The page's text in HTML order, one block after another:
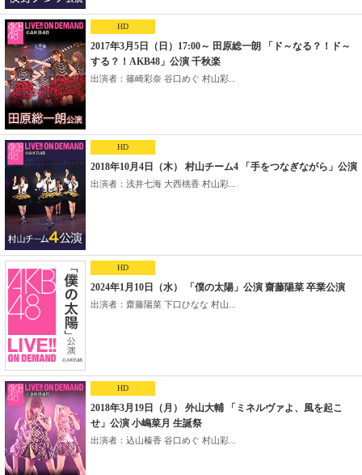
HD
2017年3月5日（日）17:00～ 田原総一朗 「ド～なる？！ド～
する？！AKB48」公演 千秋楽
出演者：篠崎彩奈 谷口めぐ 村山彩...
HD
2018年10月4日（木） 村山チーム4 「手をつなぎながら」公演
出演者：浅井七海 大西桃香 村山彩...
HD
2024年1月10日（水） 「僕の太陽」公演 齋藤陽菜 卒業公演
出演者：齋藤陽菜 下口ひなな 村山...
HD
2018年3月19日（月） 外山大輔 「ミネルヴァよ、風を起こ
せ」公演 小嶋菜月 生誕祭
出演者：込山榛香 谷口めぐ 村山彩...